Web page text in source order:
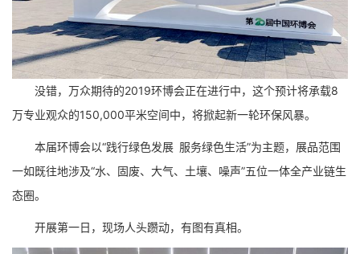
没错，万众期待的2019环博会正在进行中，这个预计将承载8
万专业观众的150,000平米空间中，将掀起新一轮环保风暴。
本届环博会以“践行绿色发展 服务绿色生活”为主题，展品范围
一如既往地涉及“水、固废、大气、土壤、噪声”五位一体全产业链生
态圈。
开展第一日，现场人头躜动，有图有真相。